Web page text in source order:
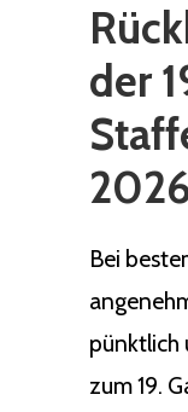
der
Bei
pünktlich
zum 19.